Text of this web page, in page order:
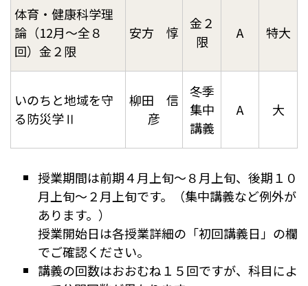
体育・健康科学理
論（12月～全８
回）金２限
安方 惇
金２
限
A 特大
いのちと地域を守
る防災学Ⅱ
柳田 信
彦
冬季
集中
講義
A 大
授業期間は前期４月上旬～８月上旬、後期１０
月上旬～２月上旬です。（集中講義など例外が
あります。）
授業開始日は各授業詳細の「初回講義日」の欄
でご確認ください。
講義の回数はおおむね１５回ですが、科目によ